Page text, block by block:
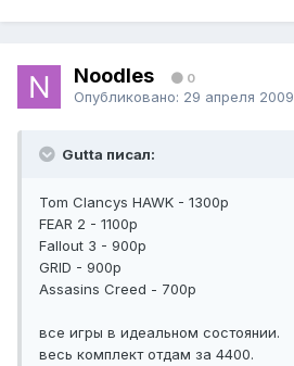
Noodles 0
Опубликовано: 29 апреля 2009
Gutta писал:
Tom Clancys HAWK - 1300р
FEAR 2 - 1100р
Fallout 3 - 900р
GRID - 900р
Assasins Creed - 700р
все игры в идеальном состоянии.
весь комплект отдам за 4400.